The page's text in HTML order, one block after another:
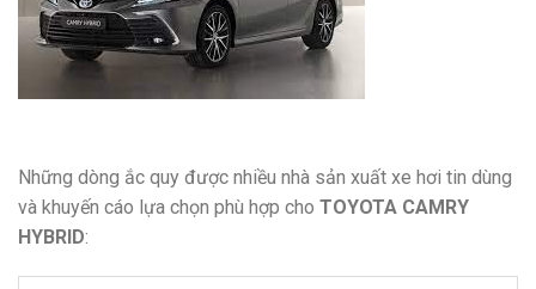
Những dòng ắc quy được nhiều nhà sản xuất xe hơi tin dùng
và khuyến cáo lựa chọn phù hợp cho TOYOTA CAMRY
HYBRID: